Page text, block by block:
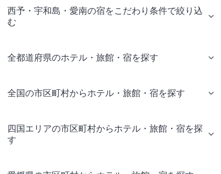
西予・宇和島・愛南の宿をこだわり条件で絞り込
む
全都道府県のホテル・旅館・宿を探す
全国の市区町村からホテル・旅館・宿を探す
四国エリアの市区町村からホテル・旅館・宿を探
す